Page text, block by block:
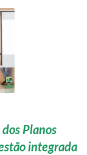
Planos
integrada